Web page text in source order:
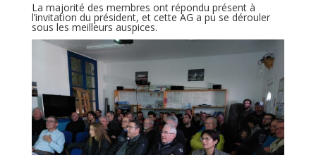
La majorité des membres ont répondu présent à
l’invitation du président, et cette AG a pu se dérouler
sous les meilleurs auspices.